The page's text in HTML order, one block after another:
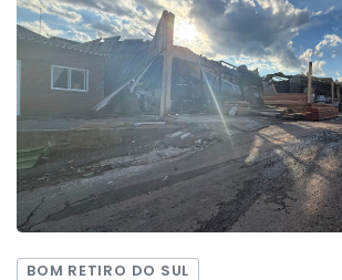
BOM RETIRO DO SUL